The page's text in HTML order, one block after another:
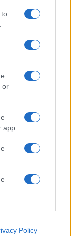
to
or
app.
Policy
könyvtári
bútorok,
különböző
jelenik
ki a VI.
bibliotéka tárai